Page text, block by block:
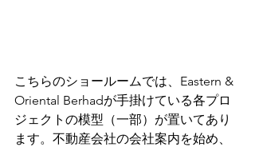
こちらのショールームでは、Eastern &
Oriental Berhadが手掛けている各プロ
ジェクトの模型（一部）が置いてあり
ます。不動産会社の会社案内を始め、